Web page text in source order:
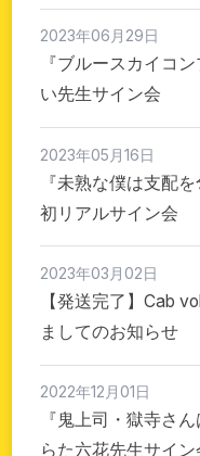
書籍版
グッズ
ご意見・ご
お問い合わせ
持ち込み・作
作家さんへの
ドラマCD
2023年06月29日
『ブルースカイコ
い先生サイン会
2023年05月16日
『未熟な僕は支配
初リアルサイン会
2023年03月02日
【発送完了】Cab
ましてのお知らせ
2022年12月01日
『鬼上司・獄寺さ
らた六花先生サイン